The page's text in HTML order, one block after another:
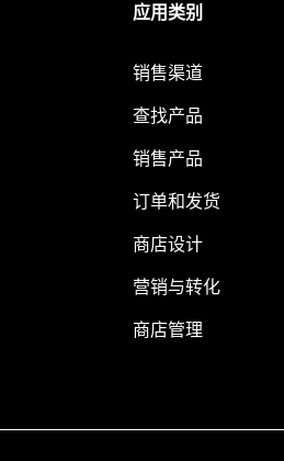
应用类别
销售渠道
查找产品
销售产品
订单和发货
商店设计
营销与转化
商店管理